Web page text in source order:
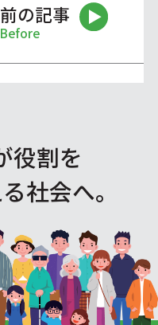
前の記事
Before
役割を
社会へ。